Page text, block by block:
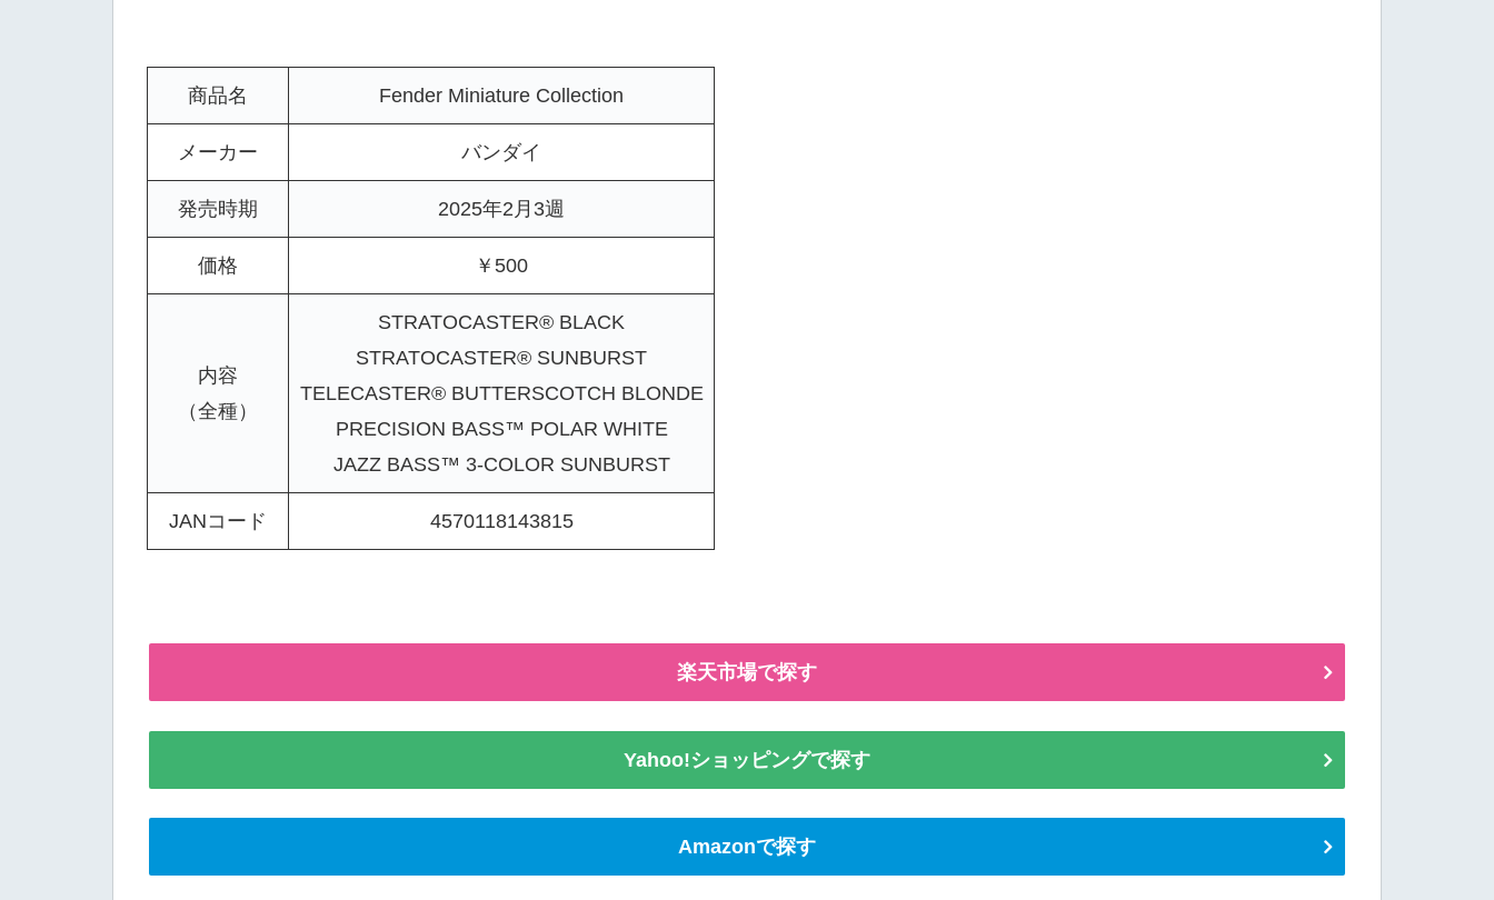
商品名 Fender Miniature Collection
メーカー バンダイ
発売時期 2025年2月3週
価格 ￥500
内容
（全種）
STRATOCASTER® BLACK
STRATOCASTER® SUNBURST
TELECASTER® BUTTERSCOTCH BLONDE
PRECISION BASS™ POLAR WHITE
JAZZ BASS™ 3-COLOR SUNBURST
JANコード 4570118143815
楽天市場で探す
Yahoo!ショッピングで探す
Amazonで探す